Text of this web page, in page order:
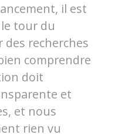
il est
tour du
des recherches
comprendre
doit
et
et nous
rien vu